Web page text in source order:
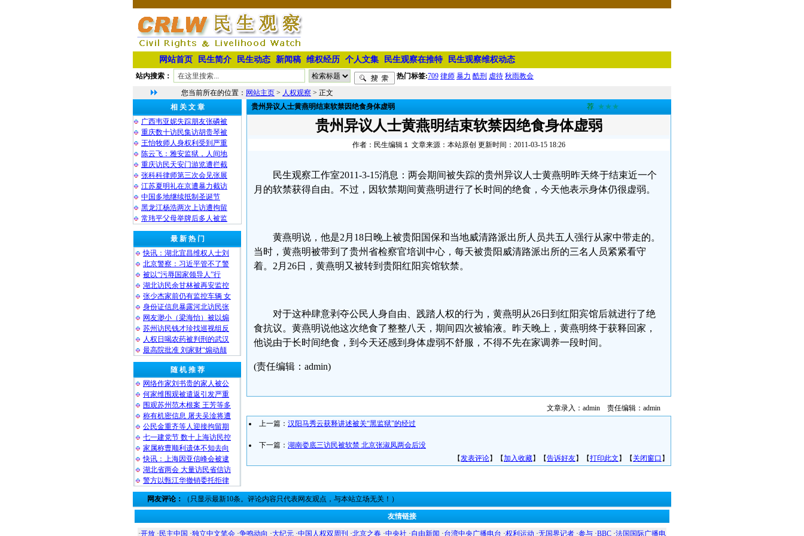
网站首页 民生简介 民生动态 新闻稿 维权经历 个人文集 民生观察在推特 民生观察维权动态
站内搜索： 热门标签:709 律师 暴力 酷刑 虐待 秋雨教会
您当前所在的位置： 网站主页 > 人权观察 > 正文
相 关 文 章
广西韦亚妮失踪朋友张磷被
重庆数十访民集访胡贵琴被
王怡牧师人身权利受到严重
陈云飞：雅安监狱，人间地
重庆访民天安门游览遭拦截
张科科律师第三次会见张展
江苏夏明礼在京遭暴力截访
中国多地继续抵制圣诞节
黑龙江杨浩两次上访遭拘留
常玮平父母举牌后多人被监
最 新 热 门
快讯：湖北宜昌维权人士刘
北京警察：习近平管不了警
被以“污辱国家领导人”行
湖北访民余甘林被再安监控
张少杰家前仍有监控车辆 女
身份证信息暴露河北访民张
网友渺小（梁海怡）被以煽
苏州访民钱才珍找巡视组反
人权日喝农药被判刑的武汉
最高院批准 刘家财“煽动颠
随 机 推 荐
网络作家刘书贵的家人被公
何家维围观被遣返引发严重
围观苏州范木根案 王芳等多
称有机密信息 屠夫吴淦将遭
公民金重齐等人迎接拘留期
七一建党节 数十上海访民控
家属称曹顺利遗体不知去向
快讯：上海因亚信峰会被逮
湖北省两会 大量访民省信访
警方以甄江华撤销委托拒律
贵州异议人士黄燕明结束软禁因绝食身体虚弱 荐 ★★★
贵州异议人士黄燕明结束软禁因绝食身体虚弱
作者：民生编辑１ 文章来源：本站原创 更新时间：2011-03-15 18:26
民生观察工作室2011-3-15消息：两会期间被失踪的贵州异议人士黄燕明昨天终于结束近一个
月的软禁获得自由。不过，因软禁期间黄燕明进行了长时间的绝食，今天他表示身体仍很虚弱。
黄燕明说，他是2月18日晚上被贵阳国保和当地威清路派出所人员共五人强行从家中带走的。
当时，黄燕明被带到了贵州省检察官培训中心，每天被贵阳威清路派出所的三名人员紧紧看守
着。2月26日，黄燕明又被转到贵阳红阳宾馆软禁。
对于这种肆意剥夺公民人身自由、践踏人权的行为，黄燕明从26日到红阳宾馆后就进行了绝
食抗议。黄燕明说他这次绝食了整整八天，期间四次被输液。昨天晚上，黄燕明终于获释回家，
他说由于长时间绝食，到今天还感到身体虚弱不舒服，不得不先在家调养一段时间。
(责任编辑：admin)
文章录入：admin 责任编辑：admin
上一篇： 汉阳马秀云获释讲述被关“黑监狱”的经过
下一篇： 湖南娄底三访民被软禁 北京张淑凤两会后没
【发表评论】【加入收藏】【告诉好友】【打印此文 】【 关闭窗口 】
网友评论： （只显示最新10条。评论内容只代表网友观点，与本站立场无关！）
友情链接
·开放 · 民主中国 ·独立中文笔会 ·争鸣动向 ·大纪元 ·中国人权双周刊 ·北京之春 ·中央社 ·自由新闻 ·台湾中央广播电台 ·权利运动 ·无国界记者 ·参与 ·BBC ·法国国际广播电